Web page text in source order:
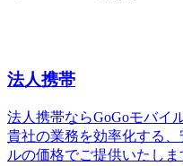
法人携帯
法人携帯ならGoGoモバイル
貴社の業務を効率化する
ルの価格でご提供いたしま